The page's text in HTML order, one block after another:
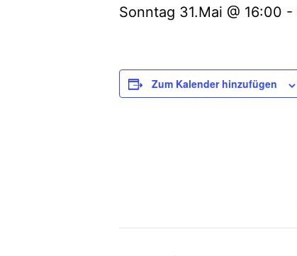
Sonntag 31.Mai @ 16:00 -
Zum Kalender hinzufügen